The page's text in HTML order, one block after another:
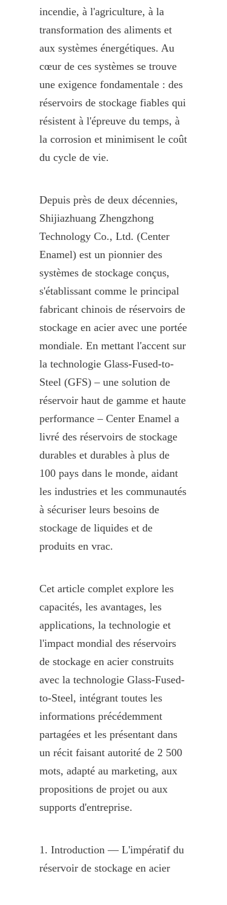
incendie, à l'agriculture, à la
transformation des aliments et
aux systèmes énergétiques. Au
cœur de ces systèmes se trouve
une exigence fondamentale : des
réservoirs de stockage fiables qui
résistent à l'épreuve du temps, à
la corrosion et minimisent le coût
du cycle de vie.
Depuis près de deux décennies,
Shijiazhuang Zhengzhong
Technology Co., Ltd. (Center
Enamel) est un pionnier des
systèmes de stockage conçus,
s'établissant comme le principal
fabricant chinois de réservoirs de
stockage en acier avec une portée
mondiale. En mettant l'accent sur
la technologie Glass-Fused-to-
Steel (GFS) – une solution de
réservoir haut de gamme et haute
performance – Center Enamel a
livré des réservoirs de stockage
durables et durables à plus de
100 pays dans le monde, aidant
les industries et les communautés
à sécuriser leurs besoins de
stockage de liquides et de
produits en vrac.
Cet article complet explore les
capacités, les avantages, les
applications, la technologie et
l'impact mondial des réservoirs
de stockage en acier construits
avec la technologie Glass-Fused-
to-Steel, intégrant toutes les
informations précédemment
partagées et les présentant dans
un récit faisant autorité de 2 500
mots, adapté au marketing, aux
propositions de projet ou aux
supports d'entreprise.
1. Introduction — L'impératif du
réservoir de stockage en acier